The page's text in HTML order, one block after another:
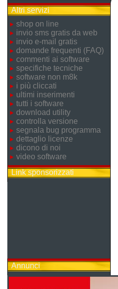
Altri servizi
shop on line
invio sms gratis da web
invio e-mail gratis
domande frequenti (FAQ)
commenti ai software
specifiche tecniche
software non m8k
i più cliccati
ultimi inserimenti
tutti i software
download utility
controlla versione
segnala bug programma
dettaglio licenze
dicono di noi
video software
Link sponsorizzati
Annunci